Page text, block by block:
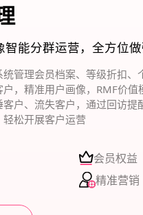
智能分群运营，全方位
统管理会员档案、等级折扣、
，精准用户画像，RMF价值
户、流失客户，通过回访提
轻松开展客户运营
会员权益
精准营销